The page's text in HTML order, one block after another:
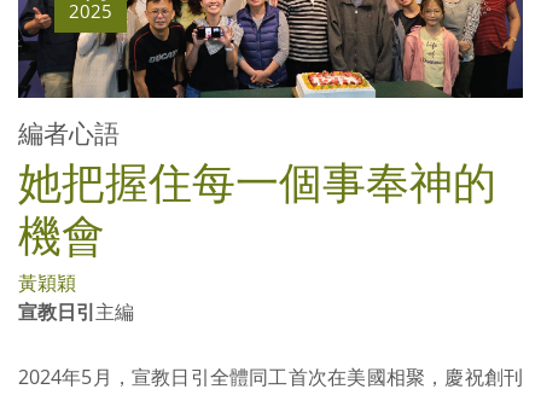
編者心語
她把握住每一個事奉神的
機會
2025
黃穎穎
宣教日引主編
2024年5月，宣教日引全體同工首次在美國相聚，慶祝創刊